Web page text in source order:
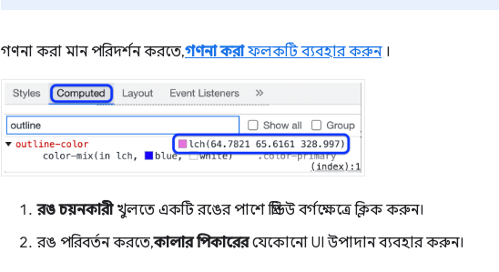
গণনা করা মান পরিদর্শন করতে,গণনা করাফলকটি ব্যবহার করুন।
রঙ চয়নকারীখুলতে একটি রঙের পাশে প্রিভিউ বর্গক্ষেত্রে ক্লিক করুন।
রঙ পরিবর্তন করতে,কালার পিকারেরযেকোনো UI উপাদান ব্যবহার করুন।